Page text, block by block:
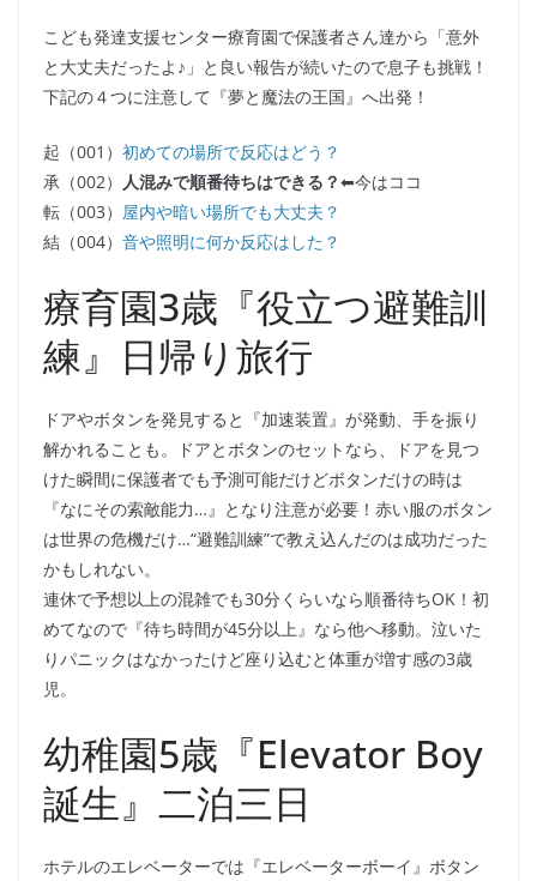
こども発達支援センター療育園で保護者さん達から「意外
と大丈夫だったよ♪」と良い報告が続いたので息子も挑戦！
下記の４つに注意して『夢と魔法の王国』へ出発！
起（001） 初めての場所で反応はどう？
承（002）
人混みで順番待ちはできる？⬅︎今はココ
転（003） 屋内や暗い場所でも大丈夫？
結（004） 音や照明に何か反応はした？
療育園3歳『役立つ避難訓
練』日帰り旅行
ドアやボタンを発見すると『加速装置』が発動、手を振り
解かれることも。ドアとボタンのセットなら、ドアを見つ
けた瞬間に保護者でも予測可能だけどボタンだけの時は
『なにその索敵能力…』となり注意が必要！赤い服のボタン
は世界の危機だけ…“避難訓練”で教え込んだのは成功だった
かもしれない。
連休で予想以上の混雑でも30分くらいなら順番待ちOK！初
めてなので『待ち時間が45分以上』なら他へ移動。泣いた
りパニックはなかったけど座り込むと体重が増す感の3歳
児。
幼稚園5歳『Elevator Boy
誕生』二泊三日
ホテルのエレベーターでは『エレベーターボーイ』ボタン